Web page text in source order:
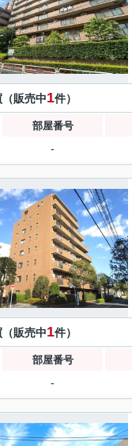
販売中1件）
部屋番号
-
販売中1件）
部屋番号
-